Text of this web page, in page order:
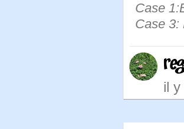
Case
Case 3:
il